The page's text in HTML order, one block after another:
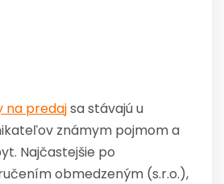
na predajsa stávajú u
známym pojmom a
Najčastejšie po
obmedzeným (s.r.o.),